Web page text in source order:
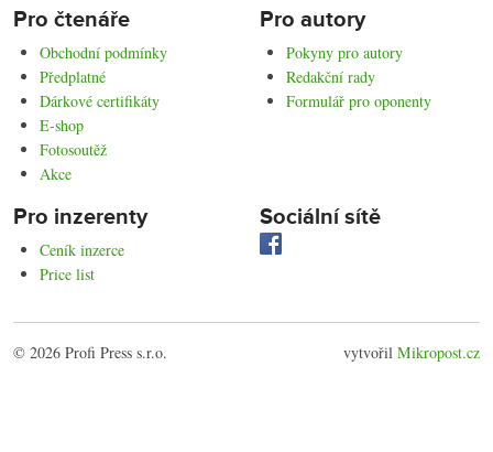
Pro čtenáře
Obchodní podmínky
Předplatné
Dárkové certifikáty
E-shop
Fotosoutěž
Akce
Pro autory
Pokyny pro autory
Redakční rady
Formulář pro oponenty
Pro inzerenty
Ceník inzerce
Price list
Sociální sítě
© 2026 Profi Press s.r.o. vytvořil Mikropost.cz